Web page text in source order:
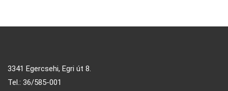
3341 Egercsehi, Egri út 8.
Tel.: 36/585-001